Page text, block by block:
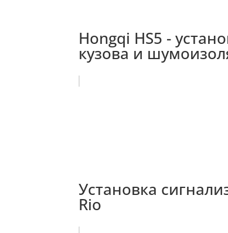
Hongqi HS5 -
кузова и
Установка
Rio